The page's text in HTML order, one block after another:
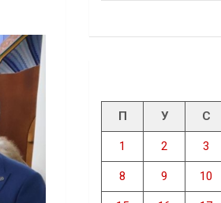
П У С
1 2 3
8 9 10